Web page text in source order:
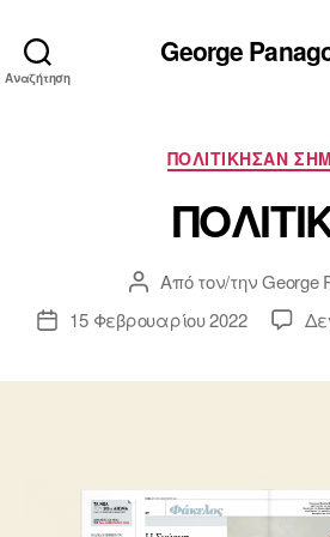
Αναζήτηση
George
ΠΟΛΙΤΙΚΗΣΑΝ
Συντάκτης
άρθρου
Από τον/τηνGeorge
Ημ.15 Φεβρουαρίου 2022